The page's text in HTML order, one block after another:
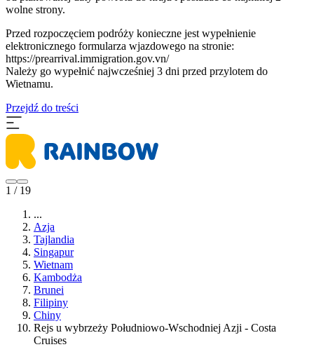
wolne strony.
Przed rozpoczęciem podróży konieczne jest wypełnienie
elektronicznego formularza wjazdowego na stronie:
https://prearrival.immigration.gov.vn/
Należy go wypełnić najwcześniej 3 dni przed przylotem do
Wietnamu.
Przejdź do treści
1 / 19
...
Azja
Tajlandia
Singapur
Wietnam
Kambodża
Brunei
Filipiny
Chiny
Rejs u wybrzeży Południowo-Wschodniej Azji - Costa
Cruises